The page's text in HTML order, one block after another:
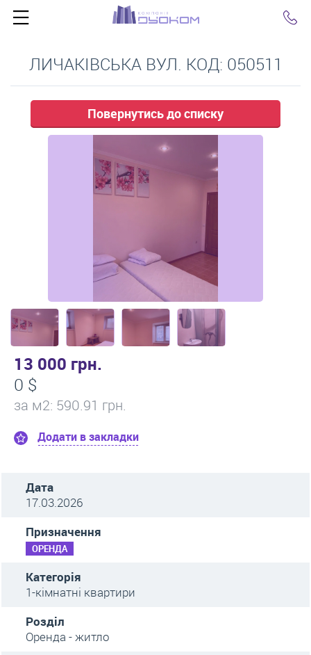
ЛИЧАКІВСЬКА ВУЛ. КОД: 050511
Повернутись до списку
13 000 грн.
0 $
за м2: 590.91 грн.
Додати в закладки
Дата
17.03.2026
Призначення
ОРЕНДА
Категорія
1-кімнатні квартири
Розділ
Оренда - житло